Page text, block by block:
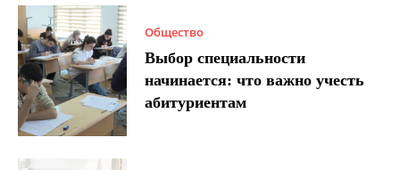
Общество
Выбор специальности
начинается: что важно учесть
абитуриентам